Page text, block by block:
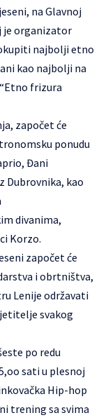
na Glavnoj
je organizator
najbolji etno
kao najbolji na
frizura
započet će
ponudu
Đani
Dubrovnika, kao
divanima,
Korzo.
započet će
i obrtništva,
Lenije održavati
svakog
po redu
sati u plesnoj
Hip-hop
trening sa svima